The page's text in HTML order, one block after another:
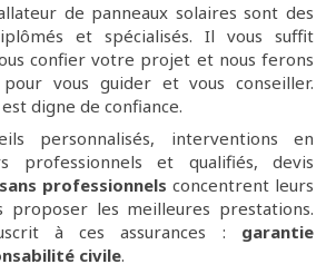
de panneaux solaires sont des
et spécialisés. Il vous suffit
confier votre projet et nous ferons
vous guider et vous conseiller.
digne de confiance.
personnalisés, interventions en
professionnels et qualifiés, devis
professionnels concentrent leurs
proposer les meilleures prestations.
à ces assurances : garantie
civile.